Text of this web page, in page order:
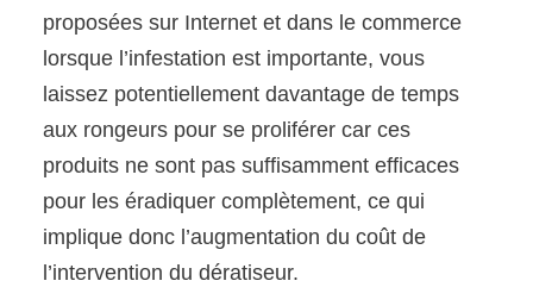
proposées sur Internet et dans le commerce
lorsque l’infestation est importante, vous
laissez potentiellement davantage de temps
aux rongeurs pour se proliférer car ces
produits ne sont pas suffisamment efficaces
pour les éradiquer complètement, ce qui
implique donc l’augmentation du coût de
l’intervention du dératiseur.